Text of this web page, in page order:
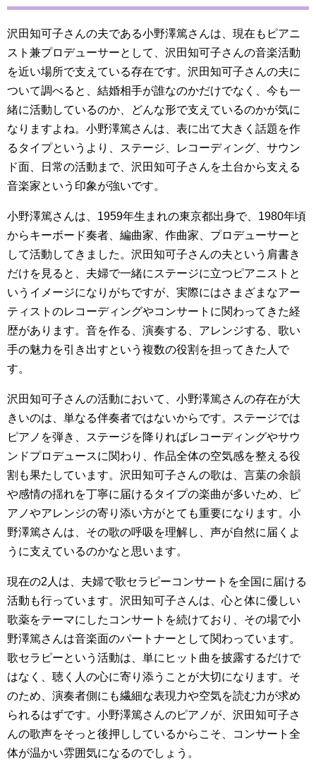
沢田知可子さんの夫である小野澤篤さんは、現在もピアニ
スト兼プロデューサーとして、沢田知可子さんの音楽活動
を近い場所で支えている存在です。沢田知可子さんの夫に
ついて調べると、結婚相手が誰なのかだけでなく、今も一
緒に活動しているのか、どんな形で支えているのかが気に
なりますよね。小野澤篤さんは、表に出て大きく話題を作
るタイプというより、ステージ、レコーディング、サウン
ド面、日常の活動まで、沢田知可子さんを土台から支える
音楽家という印象が強いです。
小野澤篤さんは、1959年生まれの東京都出身で、1980年頃
からキーボード奏者、編曲家、作曲家、プロデューサーと
して活動してきました。沢田知可子さんの夫という肩書き
だけを見ると、夫婦で一緒にステージに立つピアニストと
いうイメージになりがちですが、実際にはさまざまなアー
ティストのレコーディングやコンサートに関わってきた経
歴があります。音を作る、演奏する、アレンジする、歌い
手の魅力を引き出すという複数の役割を担ってきた人で
す。
沢田知可子さんの活動において、小野澤篤さんの存在が大
きいのは、単なる伴奏者ではないからです。ステージでは
ピアノを弾き、ステージを降りればレコーディングやサウ
ンドプロデュースに関わり、作品全体の空気感を整える役
割も果たしています。沢田知可子さんの歌は、言葉の余韻
や感情の揺れを丁寧に届けるタイプの楽曲が多いため、ピ
アノやアレンジの寄り添い方がとても重要になります。小
野澤篤さんは、その歌の呼吸を理解し、声が自然に届くよ
うに支えているのかなと思います。
現在の2人は、夫婦で歌セラピーコンサートを全国に届ける
活動も行っています。沢田知可子さんは、心と体に優しい
歌薬をテーマにしたコンサートを続けており、その場で小
野澤篤さんは音楽面のパートナーとして関わっています。
歌セラピーという活動は、単にヒット曲を披露するだけで
はなく、聴く人の心に寄り添うことが大切になります。そ
のため、演奏者側にも繊細な表現力や空気を読む力が求め
られるはずです。小野澤篤さんのピアノが、沢田知可子さ
んの歌声をそっと後押ししているからこそ、コンサート全
体が温かい雰囲気になるのでしょう。